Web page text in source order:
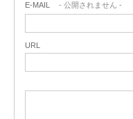
E-MAIL - 公開されません -
URL